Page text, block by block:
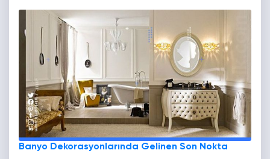
Banyo Dekorasyonlarında Gelinen Son Nokta